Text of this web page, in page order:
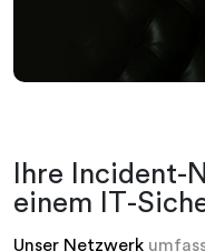
Ihre
einem IT-
Unser Netzwerk